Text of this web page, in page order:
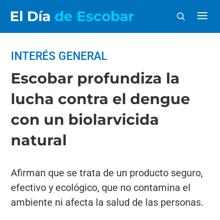
El Día de Escobar
INTERÉS GENERAL
Escobar profundiza la
lucha contra el dengue
con un biolarvicida
natural
Afirman que se trata de un producto seguro,
efectivo y ecológico, que no contamina el
ambiente ni afecta la salud de las personas.